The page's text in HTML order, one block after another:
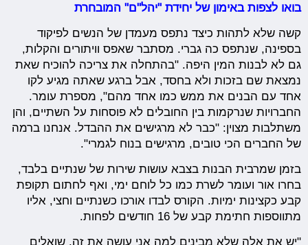
בואו לצפות באימון של יחידת "יהל"ם" המובחרת
קשה שלא לתהות כיצד נתפס מעמדן של הנשים לפיקוד
בספינה, שנתפס כה גברי. מסתבר שאפס וויתורים והקלות,
גם לא לבנות המין היפה. "בהתחלה את צריכה להוכיח שאת
נמצאת שם בזכות ולא בחסד, אבל ברגע שאתה מגיע לקו
אחד עם הבנים את ממש כמו אחד מהם", מספרת עומר.
החברויות שנרקמות בין החובלים לא פוסחות על השתיים, והן
משתלבות מצוין: "כבר לא מרגישים את ההבדל. אנחנו ברמה
של החברים הכי טובים, מרגישים בנוח לגמרי".
בזמן שמרבית הבנות בצבא עושות שירות של שנתיים בלבד,
בחרו אור ועומר לשרת כמו כל לוחם ימי, ואף לחתום תקופת
קבע כקצינות ימיות. הקורס לבדו אורכו כשנתיים וחצי, אליו
מתווספות חתימת קבע של 16 חודשים לפחות.
"יש את אלה שלא מבינים למה אני עושה את זה, שואלים